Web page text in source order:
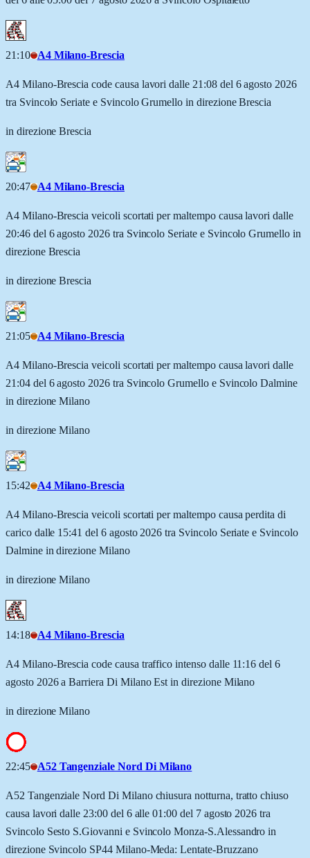
21:10 A4 Milano-Brescia
A4 Milano-Brescia code causa lavori dalle 21:08 del 6 agosto 2026
tra Svincolo Seriate e Svincolo Grumello in direzione Brescia
in direzione Brescia
20:47 A4 Milano-Brescia
A4 Milano-Brescia veicoli scortati per maltempo causa lavori dalle
20:46 del 6 agosto 2026 tra Svincolo Seriate e Svincolo Grumello in
direzione Brescia
in direzione Brescia
21:05 A4 Milano-Brescia
A4 Milano-Brescia veicoli scortati per maltempo causa lavori dalle
21:04 del 6 agosto 2026 tra Svincolo Grumello e Svincolo Dalmine
in direzione Milano
in direzione Milano
15:42 A4 Milano-Brescia
A4 Milano-Brescia veicoli scortati per maltempo causa perdita di
carico dalle 15:41 del 6 agosto 2026 tra Svincolo Seriate e Svincolo
Dalmine in direzione Milano
in direzione Milano
14:18 A4 Milano-Brescia
A4 Milano-Brescia code causa traffico intenso dalle 11:16 del 6
agosto 2026 a Barriera Di Milano Est in direzione Milano
in direzione Milano
22:45 A52 Tangenziale Nord Di Milano
A52 Tangenziale Nord Di Milano chiusura notturna, tratto chiuso
causa lavori dalle 23:00 del 6 alle 01:00 del 7 agosto 2026 tra
Svincolo Sesto S.Giovanni e Svincolo Monza-S.Alessandro in
direzione Svincolo SP44 Milano-Meda: Lentate-Bruzzano